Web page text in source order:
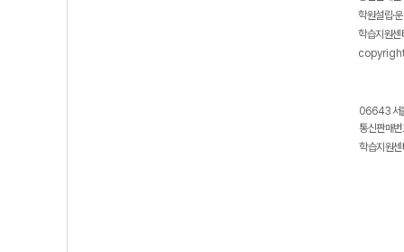
학원설립·
학습지원
06643 서
통신판매
학습지원